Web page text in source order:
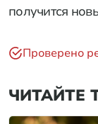
получится
Проверено
ЧИТАЙТЕ